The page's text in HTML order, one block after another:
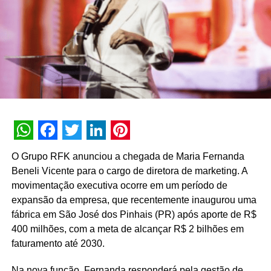
grande surpresa perceber que a diversidade está, de fato,
presente nesse novo time. “E isso aconteceu porque
nossos gestores estavam preparados para selecionar
candidatos com habilidades diferentes e complementares
às suas. Então, o autoconhecimento, a facilidade de
trabalhar em comunidade com poucos recursos, a
vontade de querer fazer parte e a habilidade para lidar
destacaram os candidatos que foram escolhidos nesse
processo de seleção”, completa.
TÓPICOS RELACIONADOS: DESTAQUE
A SEGUIR
REF+ segue com processo de expansão e
contrata novos talentos
NÃO PERCA
marketing e vendas
WhatsApp
Facebook
Twitter
LinkedIn
Pinterest
O Grupo RFK anunciou a chegada de Maria Fernanda
Beneli Vicente para o cargo de diretora de marketing. A
movimentação executiva ocorre em um período de
expansão da empresa, que recentemente inaugurou uma
fábrica em São José dos Pinhais (PR) após aporte de R$
400 milhões, com a meta de alcançar R$ 2 bilhões em
faturamento até 2030.